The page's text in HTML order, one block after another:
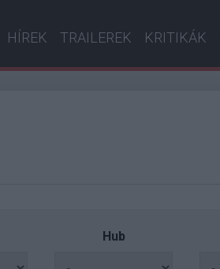
HÍREK TRAILEREK KRITIKÁK
Hub